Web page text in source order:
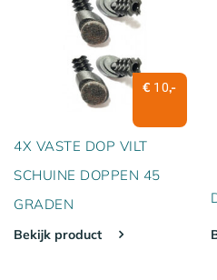
€ 10,-
4X VASTE DOP VILT
SCHUINE DOPPEN 45
GRADEN
Bekijk product